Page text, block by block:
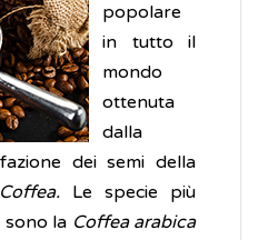
popolare
in tutto il
mondo
ottenuta
dalla
dei semi della
Coffea. Le specie più
sono la Coffea arabica